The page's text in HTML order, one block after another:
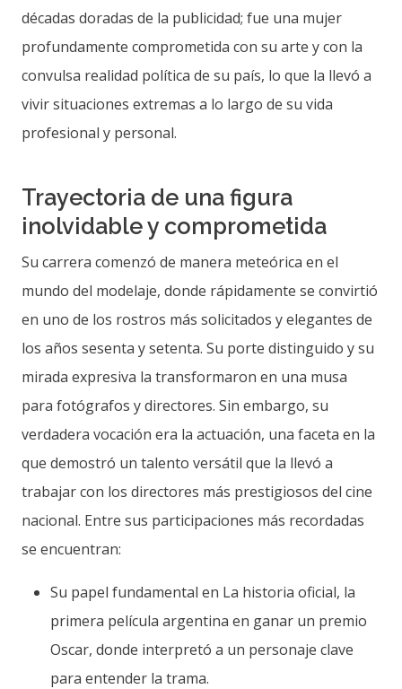
décadas doradas de la publicidad; fue una mujer
profundamente comprometida con su arte y con la
convulsa realidad política de su país, lo que la llevó a
vivir situaciones extremas a lo largo de su vida
profesional y personal.
Trayectoria de una figura
inolvidable y comprometida
Su carrera comenzó de manera meteórica en el
mundo del modelaje, donde rápidamente se convirtió
en uno de los rostros más solicitados y elegantes de
los años sesenta y setenta. Su porte distinguido y su
mirada expresiva la transformaron en una musa
para fotógrafos y directores. Sin embargo, su
verdadera vocación era la actuación, una faceta en la
que demostró un talento versátil que la llevó a
trabajar con los directores más prestigiosos del cine
nacional. Entre sus participaciones más recordadas
se encuentran:
Su papel fundamental en La historia oficial, la
primera película argentina en ganar un premio
Oscar, donde interpretó a un personaje clave
para entender la trama.